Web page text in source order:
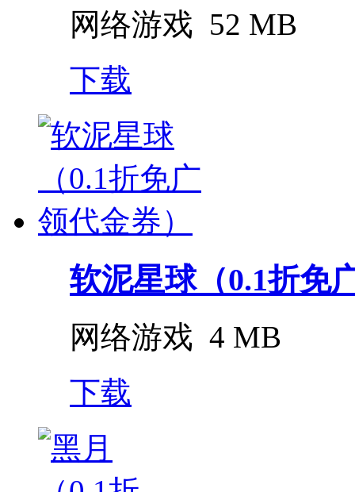
网络游戏 52 MB
下载
软泥星球（0.1折免
网络游戏 4 MB
下载